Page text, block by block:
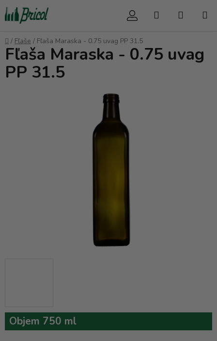
Prejsť
na
obsah
Hľadať
Domov
/ Fľaše / Fľaša Maraska - 0.75 uvag PP 31.5
Objem 750 ml
Fľaša Maraska - 0.75 uvag
PP 31.5